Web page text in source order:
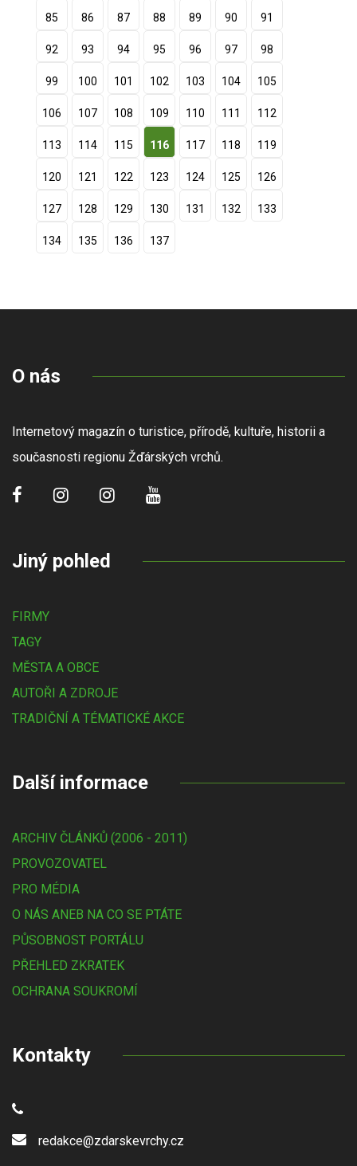
85 86 87 88 89 90 91
92 93 94 95 96 97 98
99 100 101 102 103 104 105
106 107 108 109 110 111 112
113 114 115 116 117 118 119
120 121 122 123 124 125 126
127 128 129 130 131 132 133
134 135 136 137
O nás
Internetový magazín o turistice, přírodě, kultuře, historii a
současnosti regionu Žďárských vrchů.
Jiný pohled
FIRMY
TAGY
MĚSTA A OBCE
AUTOŘI A ZDROJE
TRADIČNÍ A TÉMATICKÉ AKCE
Další informace
ARCHIV ČLÁNKŮ (2006 - 2011)
PROVOZOVATEL
PRO MÉDIA
O NÁS ANEB NA CO SE PTÁTE
PŮSOBNOST PORTÁLU
PŘEHLED ZKRATEK
OCHRANA SOUKROMÍ
Kontakty
redakce@zdarskevrchy.cz